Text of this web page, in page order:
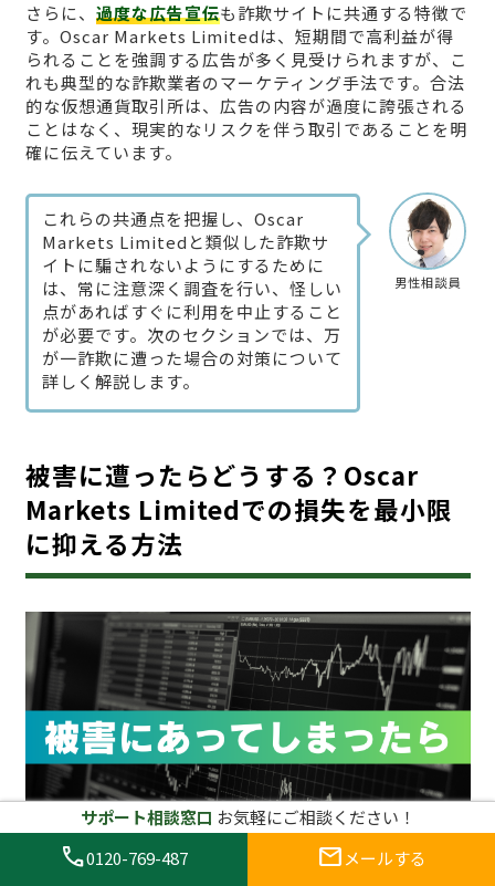
さらに、 過度な広告宣伝も詐欺サイトに共通する特徴で
す。Oscar Markets Limitedは、短期間で高利益が得
られることを強調する広告が多く見受けられますが、こ
れも典型的な詐欺業者のマーケティング手法です。合法
的な仮想通貨取引所は、広告の内容が過度に誇張される
ことはなく、現実的なリスクを伴う取引であることを明
確に伝えています。
男性相談員
これらの共通点を把握し、Oscar
Markets Limitedと類似した詐欺サ
イトに騙されないようにするために
は、常に注意深く調査を行い、怪しい
点があればすぐに利用を中止すること
が必要です。次のセクションでは、万
が一詐欺に遭った場合の対策について
詳しく解説します。
被害に遭ったらどうする？Oscar
Markets Limitedでの損失を最小限
に抑える方法
サポート相談窓口 お気軽にご相談ください！
call0120-769-487 mail メールする